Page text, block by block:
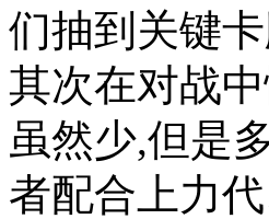
们抽到关键
其次在对战
虽然少,但是
者配合上力